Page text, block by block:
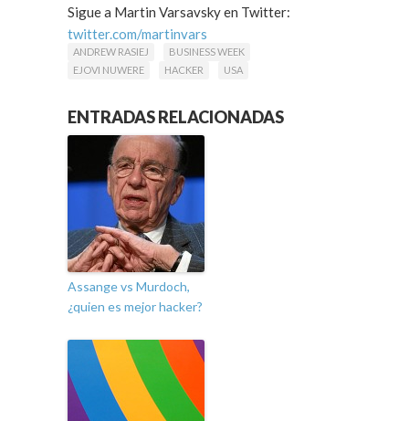
Sigue a Martin Varsavsky en Twitter:
twitter.com/martinvars
ANDREW RASIEJ
BUSINESS WEEK
EJOVI NUWERE
HACKER USA
ENTRADAS RELACIONADAS
Assange vs Murdoch,
¿quien es mejor hacker?